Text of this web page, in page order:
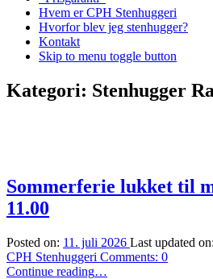
Hvem er CPH Stenhuggeri
Hvorfor blev jeg stenhugger?
Kontakt
Skip to menu toggle button
Kategori: Stenhugger
Sommerferie lukket til
11.00
Posted on: 11. juli 2026 Last updated on:
CPH Stenhuggeri Comments: 0
Continue reading“Sommerferie
…